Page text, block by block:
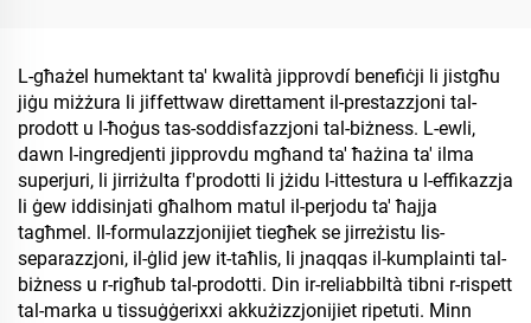
L-għażel humektant ta' kwalità jipprovdí benefiċji li jistgħu
jiġu miżżura li jiffettwaw direttament il-prestazzjoni tal-
prodott u l-ħoġus tas-soddisfazzjoni tal-biżness. L-ewli,
dawn l-ingredjenti jipprovdu mgħand ta' ħażina ta' ilma
superjuri, li jirriżulta f'prodotti li jżidu l-ittestura u l-effikazzja
li ġew iddisinjati għalhom matul il-perjodu ta' ħajja
tagħmel. Il-formulazzjonijiet tiegħek se jirreżistu lis-
separazzjoni, il-ġlid jew it-taħlis, li jnaqqas il-kumplainti tal-
biżness u r-rigħub tal-prodotti. Din ir-reliabbiltà tibni r-rispett
tal-marka u tissuġġerixxi akkużizzjonijiet ripetuti. Minn